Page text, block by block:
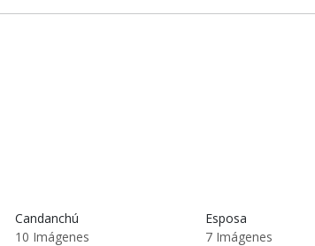
Candanchú
10 Imágenes
Esposa
7 Imágenes